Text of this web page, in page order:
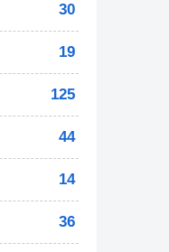
30
19
125
44
14
36